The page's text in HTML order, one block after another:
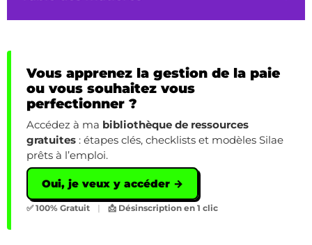
Vous apprenez la gestion de la paie
ou vous souhaitez vous
perfectionner ?
Accédez à ma bibliothèque de ressources
gratuites : étapes clés, checklists et modèles Silae
prêts à l’emploi.
Oui, je veux y accéder →
✅ 100% Gratuit | 📩 Désinscription en 1 clic